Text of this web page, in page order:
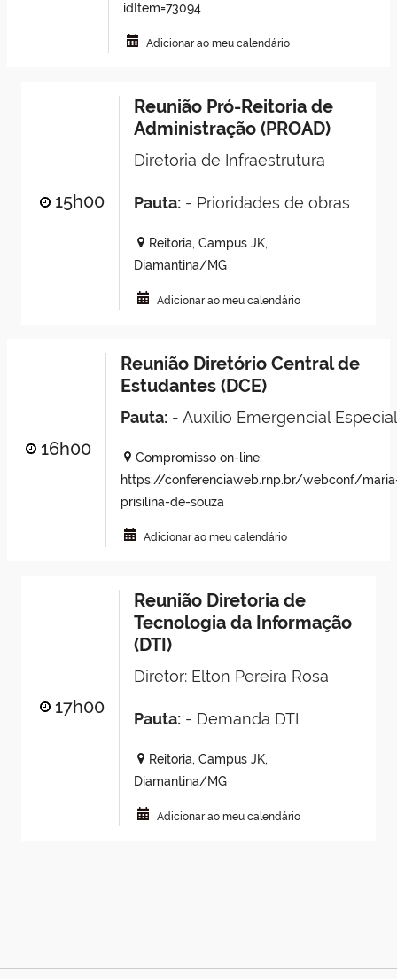
idItem=73094
Adicionar ao meu calendário
15h00
Reunião Pró-Reitoria de
Administração (PROAD)
Diretoria de Infraestrutura
Pauta:- Prioridades de obras
Reitoria, Campus JK,
Diamantina/MG
Adicionar ao meu calendário
16h00
Reunião Diretório Central de
Estudantes (DCE)
Pauta:- Auxílio Emergencial Especial
Compromisso on-line:
https://conferenciaweb.rnp.br/webconf/
prisilina-de-souza
Adicionar ao meu calendário
17h00
Reunião Diretoria de
Tecnologia da Informação
(DTI)
Diretor: Elton Pereira Rosa
Pauta:- Demanda DTI
Reitoria, Campus JK,
Diamantina/MG
Adicionar ao meu calendário